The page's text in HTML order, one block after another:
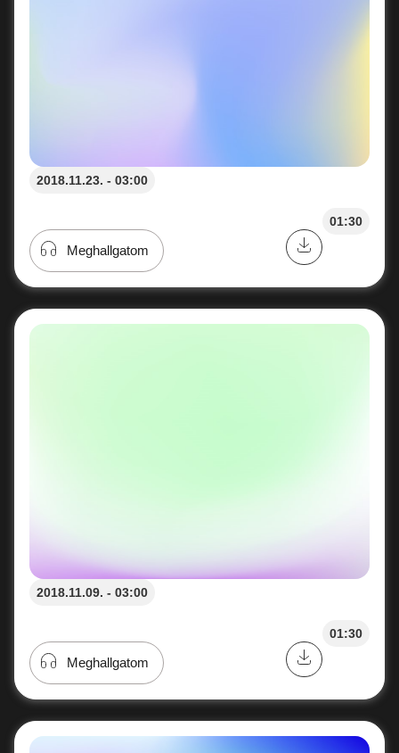
2018.11.23. - 03:00
01:30
Meghallgatom
2018.11.09. - 03:00
01:30
Meghallgatom